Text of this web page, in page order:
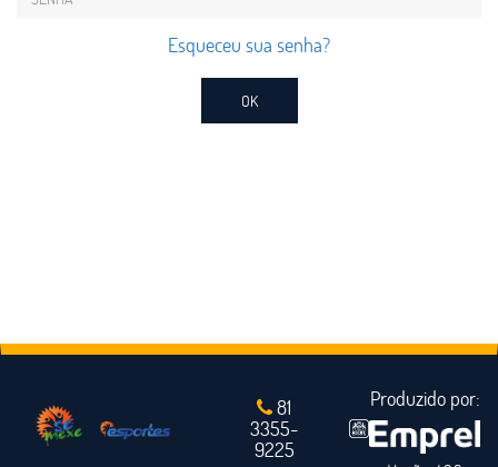
Esqueceu sua senha?
OK
81
3355-
9225
Produzido por: